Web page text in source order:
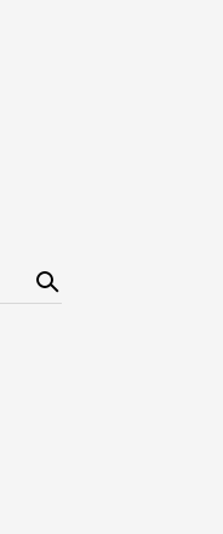
Sear
ch